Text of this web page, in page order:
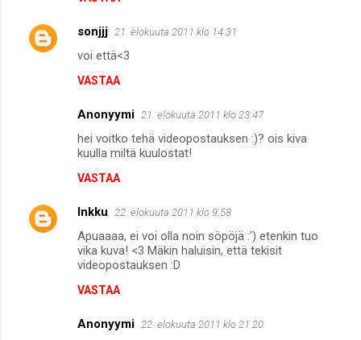
sonjjj 21. elokuuta 2011 klo 14.31
voi että<3
VASTAA
Anonyymi 21. elokuuta 2011 klo 23.47
hei voitko tehä videopostauksen :)? ois kiva
kuulla miltä kuulostat!
VASTAA
Inkku 22. elokuuta 2011 klo 9.58
Apuaaaa, ei voi olla noin söpöjä :') etenkin tuo
vika kuva! <3 Mäkin haluisin, että tekisit
videopostauksen :D
VASTAA
Anonyymi 22. elokuuta 2011 klo 21.20